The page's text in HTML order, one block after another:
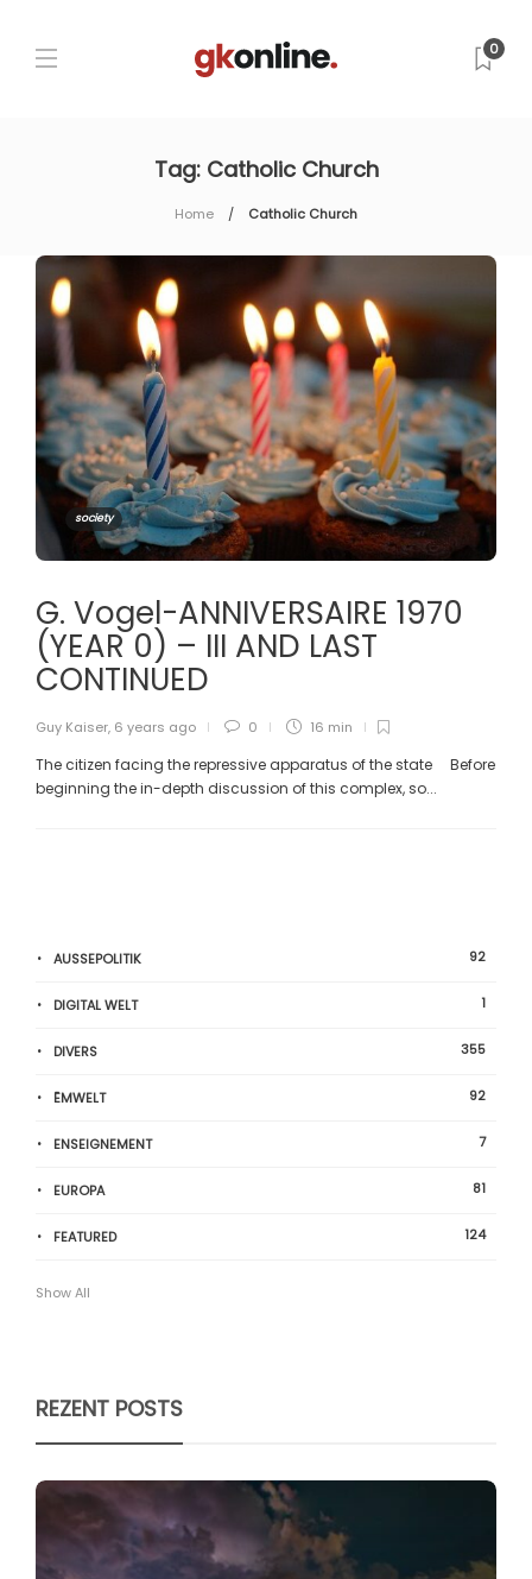
0
Tag: Catholic Church
Home Catholic Church
society
G. Vogel-ANNIVERSAIRE 1970
(YEAR 0) – III AND LAST
CONTINUED
Guy Kaiser, 6 years ago 0 16 min
The citizen facing the repressive apparatus of the state Before
beginning the in-depth discussion of this complex, so...
AUSSEPOLITIK 92
DIGITAL WELT 1
DIVERS 355
ËMWELT 92
ENSEIGNEMENT 7
EUROPA 81
FEATURED 124
Show All
REZENT POSTS